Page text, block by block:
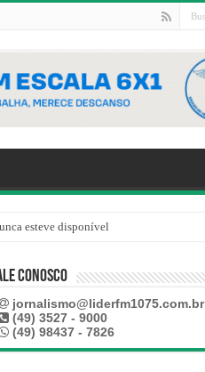
esteve disponível
Conosco
jornalismo@liderfm1075.com.br
(49) 3527 - 9000
(49) 98437 - 7826